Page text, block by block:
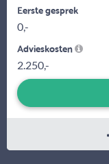
Eerste gesprek
0,-
Advieskosten
2.250,-